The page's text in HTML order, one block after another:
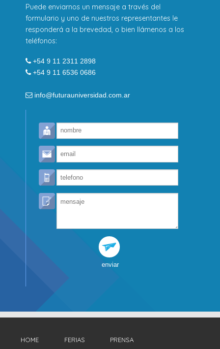
Puede enviarnos un mensaje a través del
formulario y uno de nuestros representantes le
responderá a la brevedad, o bien llámenos a los
teléfonos:
+54 9 11 2311 2898
+54 9 11 6536 0686
info@futurauniversidad.com.ar
enviar
HOME FERIAS PRENSA